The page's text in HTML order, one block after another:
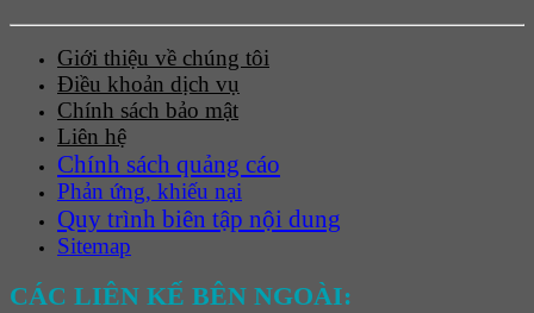
Giới thiệu về chúng tôi
Điều khoản dịch vụ
Chính sách bảo mật
Liên hệ
Chính sách quảng cáo
Phản ứng, khiếu nại
Quy trình biên tập nội dung
Sitemap
CÁC LIÊN KẾ BÊN NGOÀI: